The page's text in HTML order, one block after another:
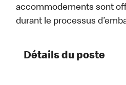
accommodements sont
durant le processus
Détails du poste